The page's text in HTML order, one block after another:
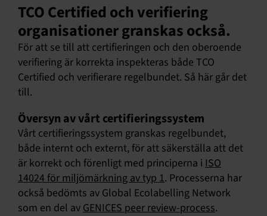
TCO Certified och verifiering
organisationer granskas också.
För att se till att certifieringen och den oberoende
verifiering är korrekta inspekteras både TCO
Certified och verifierare regelbundet. Så här går det
till.
Översyn av vårt certifieringssystem
Vårt certifieringssystem granskas regelbundet,
både internt och externt, för att säkerställa att det
är korrekt och förenligt med principerna i ISO
14024 för miljömärkning av typ 1. Processerna har
också bedömts av Global Ecolabelling Network
som en del av GENICES peer review-process.